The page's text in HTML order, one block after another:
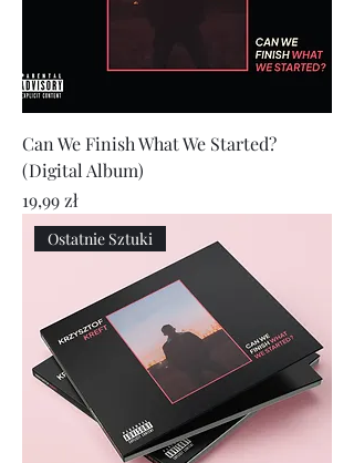
Can We Finish What We Started?
(Digital Album)
Cena
19,99 zł
Ostatnie Sztuki